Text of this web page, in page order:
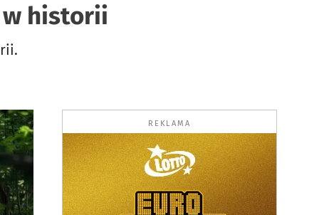
w historii
REKLAMA